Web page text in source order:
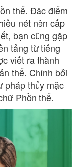
thể. Đặc điểm
nét nên cấp
bạn cũng gặp
tảng từ tiếng
viết ra thành
thể. Chính bởi
pháp thủy mặc
Phồn thể.